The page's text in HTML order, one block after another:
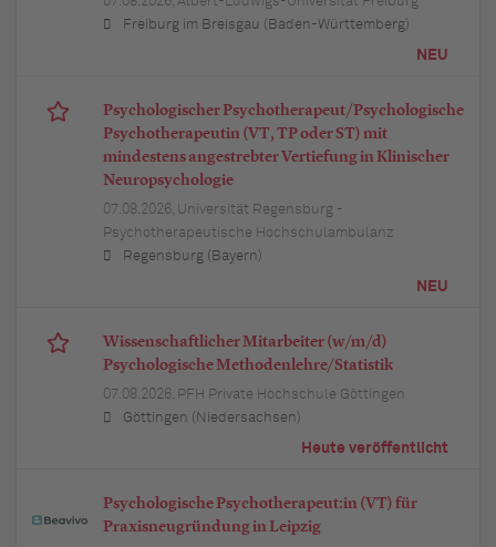
Freiburg im Breisgau (Baden-Württemberg)
NEU
Psychologischer Psychotherapeut/Psychologische
Psychotherapeutin (VT, TP oder ST) mit
mindestens angestrebter Vertiefung in Klinischer
Neuropsychologie
07.08.2026, Universität Regensburg -
Psychotherapeutische Hochschulambulanz
Regensburg (Bayern)
NEU
Wissenschaftlicher Mitarbeiter (w/m/d)
Psychologische Methodenlehre/Statistik
07.08.2026, PFH Private Hochschule Göttingen
Göttingen (Niedersachsen)
Heute veröffentlicht
Psychologische Psychotherapeut:in (VT) für
Praxisneugründung in Leipzig